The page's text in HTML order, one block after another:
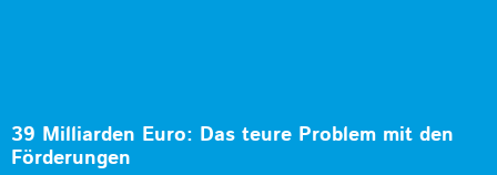
39 Milliarden Euro: Das teure Problem mit den
Förderungen